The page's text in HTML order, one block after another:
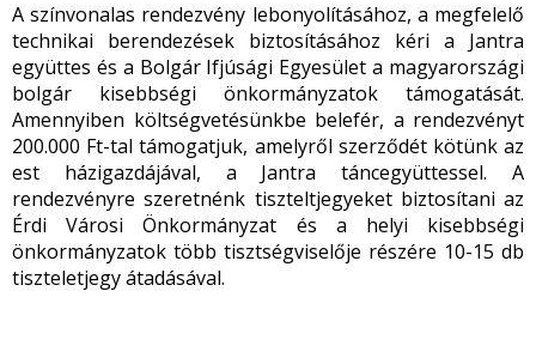
A színvonalas rendezvény lebonyolításához, a megfelelő
technikai berendezések biztosításához kéri a Jantra
együttes és a Bolgár Ifjúsági Egyesület a magyarországi
bolgár kisebbségi önkormányzatok támogatását.
Amennyiben költségvetésünkbe belefér, a rendezvényt
200.000 Ft-tal támogatjuk, amelyről szerződét kötünk az
est házigazdájával, a Jantra táncegyüttessel. A
rendezvényre szeretnénk tiszteltjegyeket biztosítani az
Érdi Városi Önkormányzat és a helyi kisebbségi
önkormányzatok több tisztségviselője részére 10-15 db
tiszteletjegy átadásával.